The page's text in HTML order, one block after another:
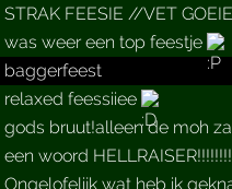
STRAK FEESIE //VET
was weer een top feestje
baggerfeest
relaxed feessiiee
gods bruut!alleen de moh
een woord
Ongelofelijk wat heb ik